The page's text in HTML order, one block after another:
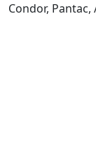
Condor,